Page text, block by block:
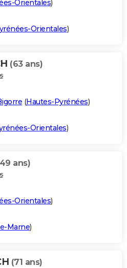
Orientales)
Orientales)
(63 ans)
(Hautes-Pyrénées)
Orientales)
ans)
Orientales)
Marne)
(71 ans)